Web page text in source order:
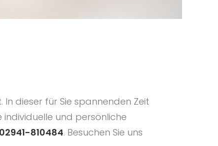
dieser für Sie spannenden Zeit
individuelle und persönliche
02941-810484. Besuchen Sie uns